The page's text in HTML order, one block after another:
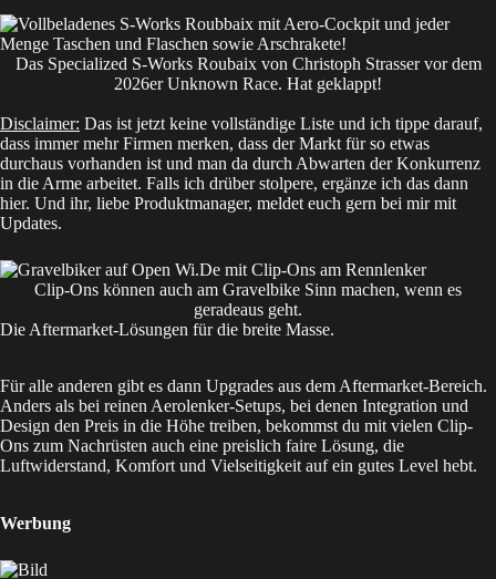
Das Specialized S-Works Roubaix von Christoph Strasser vor dem
2026er Unknown Race. Hat geklappt!
Disclaimer: Das ist jetzt keine vollständige Liste und ich tippe darauf,
dass immer mehr Firmen merken, dass der Markt für so etwas
durchaus vorhanden ist und man da durch Abwarten der Konkurrenz
in die Arme arbeitet. Falls ich drüber stolpere, ergänze ich das dann
hier. Und ihr, liebe Produktmanager, meldet euch gern bei mir mit
Updates.
Clip-Ons können auch am Gravelbike Sinn machen, wenn es
geradeaus geht.
Die Aftermarket-Lösungen für die breite Masse.
Für alle anderen gibt es dann Upgrades aus dem Aftermarket-Bereich.
Anders als bei reinen Aerolenker-Setups, bei denen Integration und
Design den Preis in die Höhe treiben, bekommst du mit vielen Clip-
Ons zum Nachrüsten auch eine preislich faire Lösung, die
Luftwiderstand, Komfort und Vielseitigkeit auf ein gutes Level hebt.
Werbung